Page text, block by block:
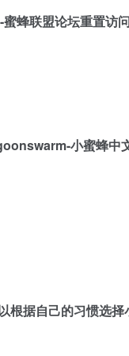
蜂联盟论坛重置访
小蜜蜂中
据自己的习惯选择